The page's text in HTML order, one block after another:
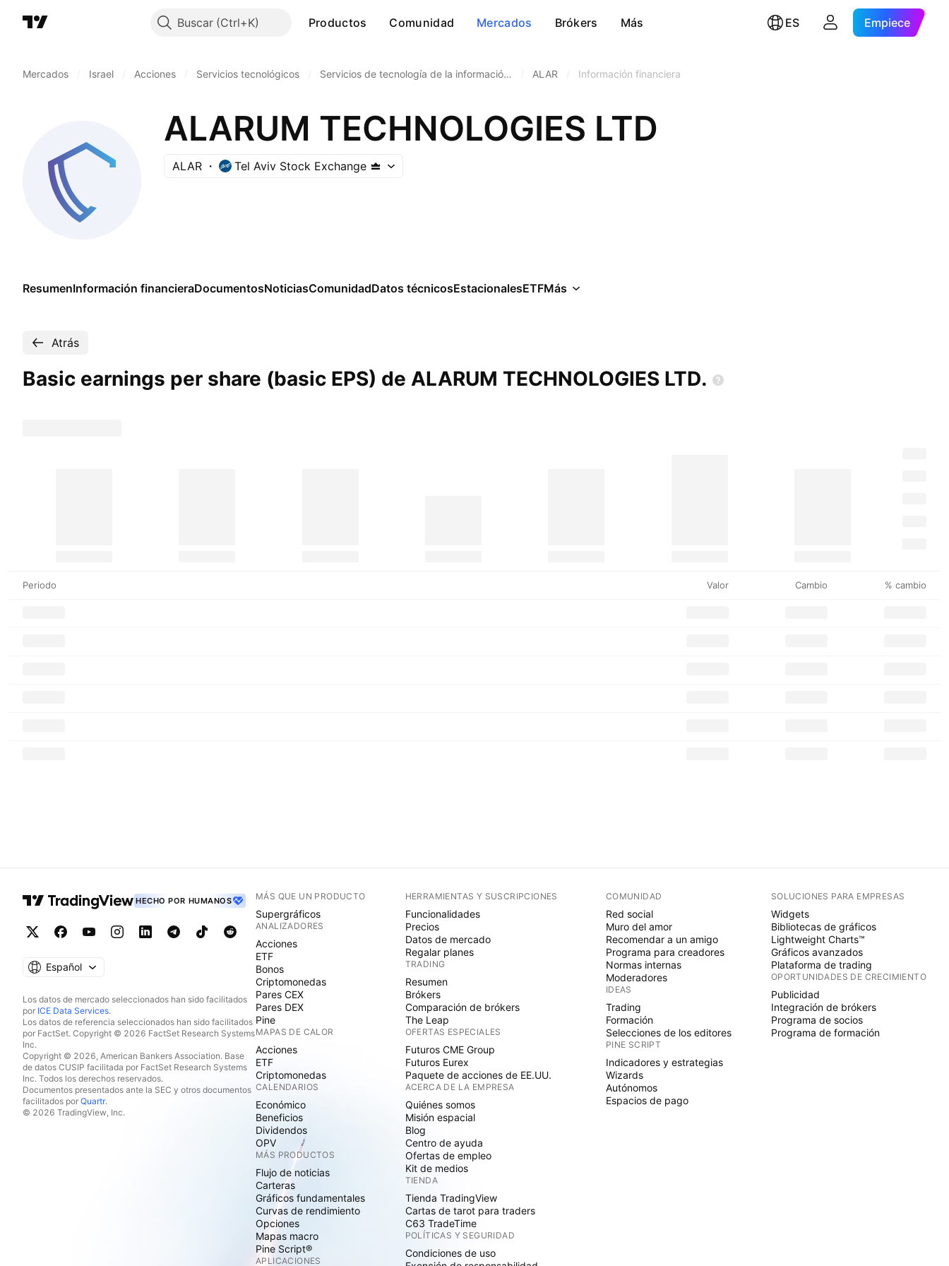
Buscar Productos Comunidad Mercados Brókers Más ES Empiece
Mercados Israel Acciones Servicios tecnológicos Servicios de tecnología de la informació… ALAR Información financiera
ALARUM TECHNOLOGIES LTD
ALAR Tel Aviv Stock Exchange
ResumenInformación financieraDocumentosNoticiasComunidadDatos técnicosEstacionalesETFMás
Atrás
Basic earnings per share (basic EPS) de ALARUM TECHNOLOGIES LTD.
Periodo Valor Cambio % cambio
HECHO POR HUMANOS
Español
Los datos de mercado seleccionados han sido facilitados
por ICE Data Services.
Los datos de referencia seleccionados han sido facilitados
por FactSet. Copyright © 2026 FactSet Research Systems
Inc.
Copyright © 2026, American Bankers Association. Base
de datos CUSIP facilitada por FactSet Research Systems
Inc. Todos los derechos reservados.
Documentos presentados ante la SEC y otros documentos
facilitados por Quartr.
© 2026 TradingView, Inc.
MÁS QUE UN PRODUCTO
Supergráficos
ANALIZADORES
Acciones
ETF
Bonos
Criptomonedas
Pares CEX
Pares DEX
Pine
MAPAS DE CALOR
Acciones
ETF
Criptomonedas
CALENDARIOS
Económico
Beneficios
Dividendos
OPV
MÁS PRODUCTOS
Flujo de noticias
Carteras
Gráficos fundamentales
Curvas de rendimiento
Opciones
Mapas macro
Pine Script®
APLICACIONES
HERRAMIENTAS Y SUSCRIPCIONES
Funcionalidades
Precios
Datos de mercado
Regalar planes
TRADING
Resumen
Brókers
Comparación de brókers
The Leap
OFERTAS ESPECIALES
Futuros CME Group
Futuros Eurex
Paquete de acciones de EE.UU.
ACERCA DE LA EMPRESA
Quiénes somos
Misión espacial
Blog
Centro de ayuda
Ofertas de empleo
Kit de medios
TIENDA
Tienda TradingView
Cartas de tarot para traders
C63 TradeTime
POLÍTICAS Y SEGURIDAD
Condiciones de uso
COMUNIDAD
Red social
Muro del amor
Recomendar a un amigo
Programa para creadores
Normas internas
Moderadores
IDEAS
Trading
Formación
Selecciones de los editores
PINE SCRIPT
Indicadores y estrategias
Wizards
Autónomos
Espacios de pago
SOLUCIONES PARA EMPRESAS
Widgets
Bibliotecas de gráficos
Lightweight Charts™
Gráficos avanzados
Plataforma de trading
OPORTUNIDADES DE CRECIMIENTO
Publicidad
Integración de brókers
Programa de socios
Programa de formación